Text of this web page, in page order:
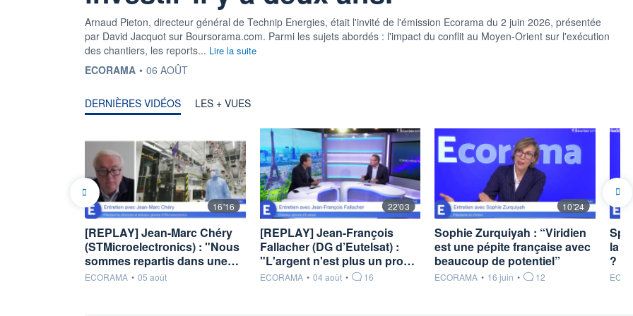
Arnaud Pieton, directeur général de Technip Energies, était l'invité de l'émission Ecorama du 2 juin 2026, présentée
par David Jacquot sur Boursorama.com. Parmi les sujets abordés : l'impact du conflit au Moyen-Orient sur l'exécution
des chantiers, les reports... Lire la suite
INFORMATION FOURNIE PAR
ECORAMA • 06 AOÛT
DERNIÈRES VIDÉOS LES + VUES
16'16
[REPLAY] Jean-Marc Chéry
(STMicroelectronics) : "Nous
sommes repartis dans une…
information fournie par
ECORAMA • 05 août
22'03
[REPLAY] Jean-François
Fallacher (DG d’Eutelsat) :
"L'argent n'est plus un pro…
information fournie par
ECORAMA • 04 août • 16
10'24
Sophie Zurquiyah : “Viridien
est une pépite française avec
beaucoup de potentiel”
information fournie par
ECORAMA • 16 juin • 12
la
?